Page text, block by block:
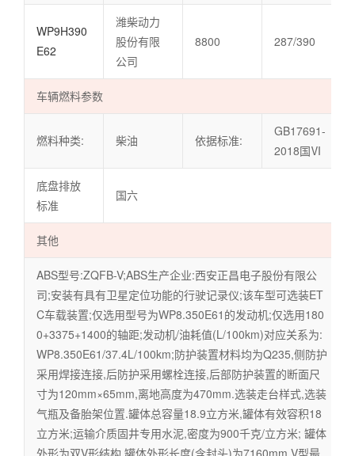
WP9H390
E62
潍柴动力
股份有限
公司
8800 287/390
车辆燃料参数
燃料种类: 柴油 依据标准:
GB17691-
2018国Ⅵ
底盘排放
标准
国六
其他
ABS型号:ZQFB-V;ABS生产企业:西安正昌电子股份有限公
司;安装有具有卫星定位功能的行驶记录仪;该车型可选装ET
C车载装置;仅选用型号为WP8.350E61的发动机;仅选用180
0+3375+1400的轴距;发动机/油耗值(L/100km)对应关系为:
WP8.350E61/37.4L/100km;防护装置材料均为Q235,侧防护
采用焊接连接,后防护采用螺栓连接,后部防护装置的断面尺
寸为120mm×65mm,离地高度为470mm.选装走台样式,选装
气瓶及备胎架位置.罐体总容量18.9立方米,罐体有效容积18
立方米;运输介质固井专用水泥,密度为900千克/立方米; 罐体
外形为双V形结构,罐体外形长度(含封头)为7160mm,V型最